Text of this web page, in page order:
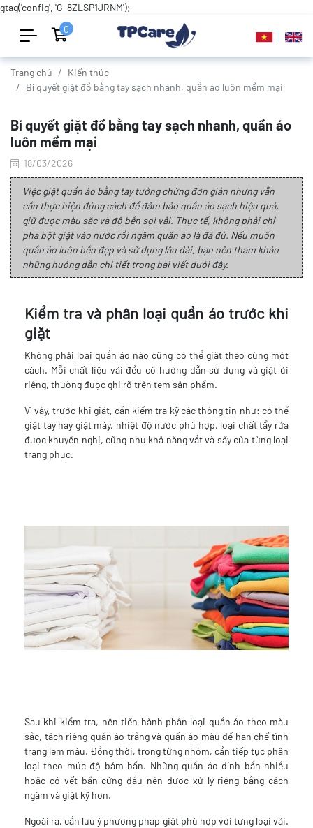
gtag('config', 'G-8ZLSP1JRNM');
0
Trang chủ
Kiến thức
Bí quyết giặt đồ bằng tay sạch nhanh, quần áo luôn mềm mại
Bí quyết giặt đồ bằng tay sạch nhanh, quần áo
luôn mềm mại
18/03/2026
Việc giặt quần áo bằng tay tưởng chừng đơn giản nhưng vẫn
cần thực hiện đúng cách để đảm bảo quần áo sạch hiệu quả,
giữ được màu sắc và độ bền sợi vải. Thực tế, không phải chỉ
pha bột giặt vào nước rồi ngâm quần áo là đã đủ. Nếu muốn
quần áo luôn bền đẹp và sử dụng lâu dài, bạn nên tham khảo
những hướng dẫn chi tiết trong bài viết dưới đây.
Kiểm tra và phân loại quần áo trước khi
giặt
Không phải loại quần áo nào cũng có thể giặt theo cùng một
cách. Mỗi chất liệu vải đều có hướng dẫn sử dụng và giặt ủi
riêng, thường được ghi rõ trên tem sản phẩm.
Vì vậy, trước khi giặt, cần kiểm tra kỹ các thông tin như: có thể
giặt tay hay giặt máy, nhiệt độ nước phù hợp, loại chất tẩy rửa
được khuyến nghị, cũng như khả năng vắt và sấy của từng loại
trang phục.
Sau khi kiểm tra, nên tiến hành phân loại quần áo theo màu
sắc, tách riêng quần áo trắng và quần áo màu để hạn chế tình
trạng lem màu. Đồng thời, trong từng nhóm, cần tiếp tục phân
loại theo mức độ bám bẩn. Những quần áo dính bẩn nhiều
hoặc có vết bẩn cứng đầu nên được xử lý riêng bằng cách
ngâm và giặt kỹ hơn.
Ngoài ra, cần lưu ý phương pháp giặt phù hợp với từng loại vải.